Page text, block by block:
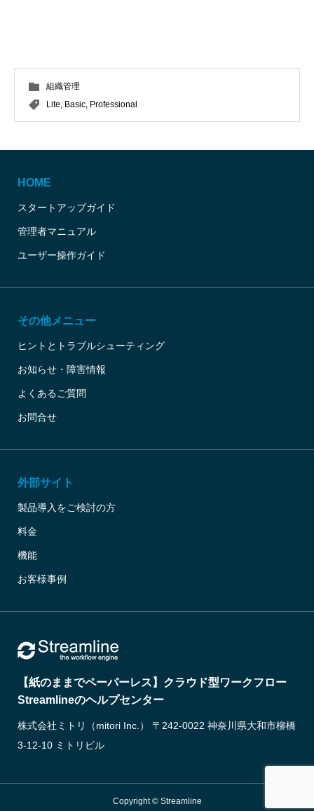
組織管理
Lite, Basic, Professional
HOME
スタートアップガイド
管理者マニュアル
ユーザー操作ガイド
その他メニュー
ヒントとトラブルシューティング
お知らせ・障害情報
よくあるご質問
お問合せ
外部サイト
製品導入をご検討の方
料金
機能
お客様事例
【紙のままでペーパーレス】クラウド型ワークフロー
Streamlineのヘルプセンター
株式会社ミトリ（mitori Inc.） 〒242-0022 神奈川県大和市柳橋
3-12-10 ミトリビル
Copyright © Streamline